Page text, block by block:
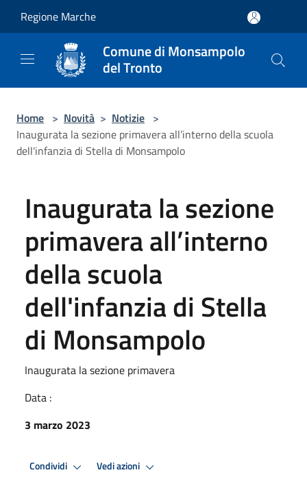
Regione Marche
Comune di Monsampolo
del Tronto
Home > Novità > Notizie >
Inaugurata la sezione primavera all’interno della scuola
dell'infanzia di Stella di Monsampolo
Inaugurata la sezione
primavera all’interno
della scuola
dell'infanzia di Stella
di Monsampolo
Inaugurata la sezione primavera
Data :
3 marzo 2023
Condividi Vedi azioni